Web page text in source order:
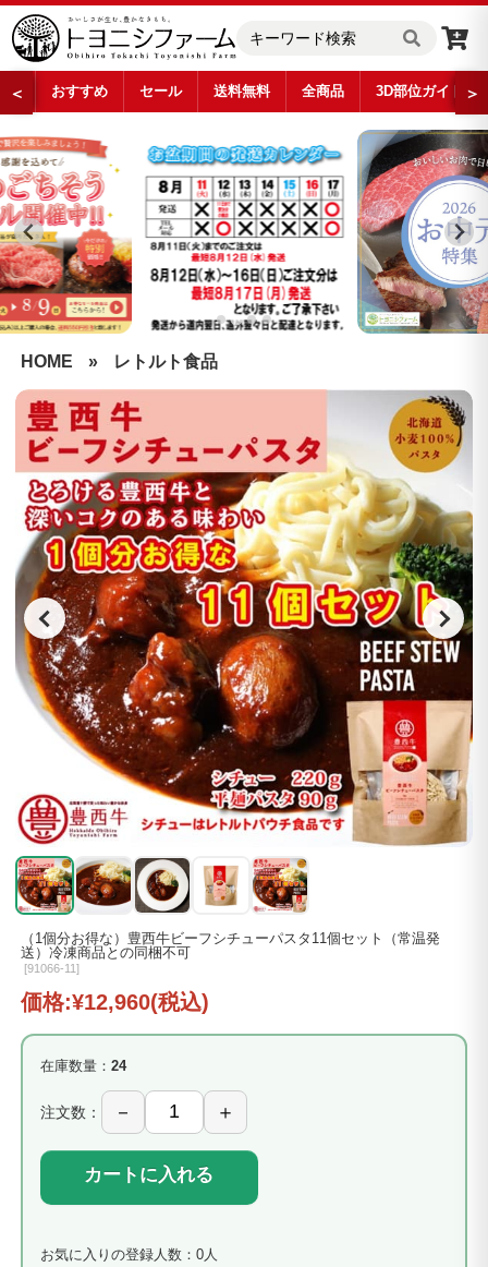
＜ おすすめ セール 送料無料 全商品 3D部位ガイド ＞
HOME » レトルト食品
（1個分お得な）豊西牛ビーフシチューパスタ11個セット（常温発
送）冷凍商品との同梱不可
[91066-11]
価格:¥12,960(税込)
在庫数量： 24
注文数：
カートに入れる
お気に入りの登録人数：0人